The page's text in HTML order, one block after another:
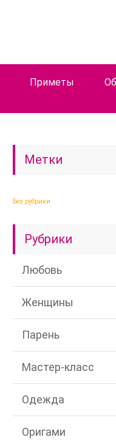
Приметы
Метки
Без рубрики
Рубрики
Любовь
Женщины
Парень
Мастер-класс
Одежда
Оригами